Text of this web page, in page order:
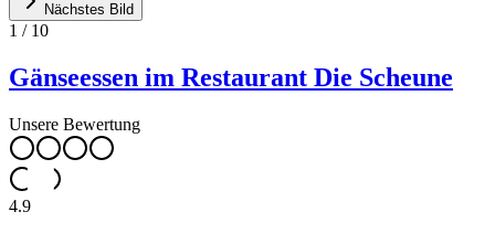
Nächstes Bild
1 / 10
Gänseessen im Restaurant Die Scheune
Unsere Bewertung
4.9